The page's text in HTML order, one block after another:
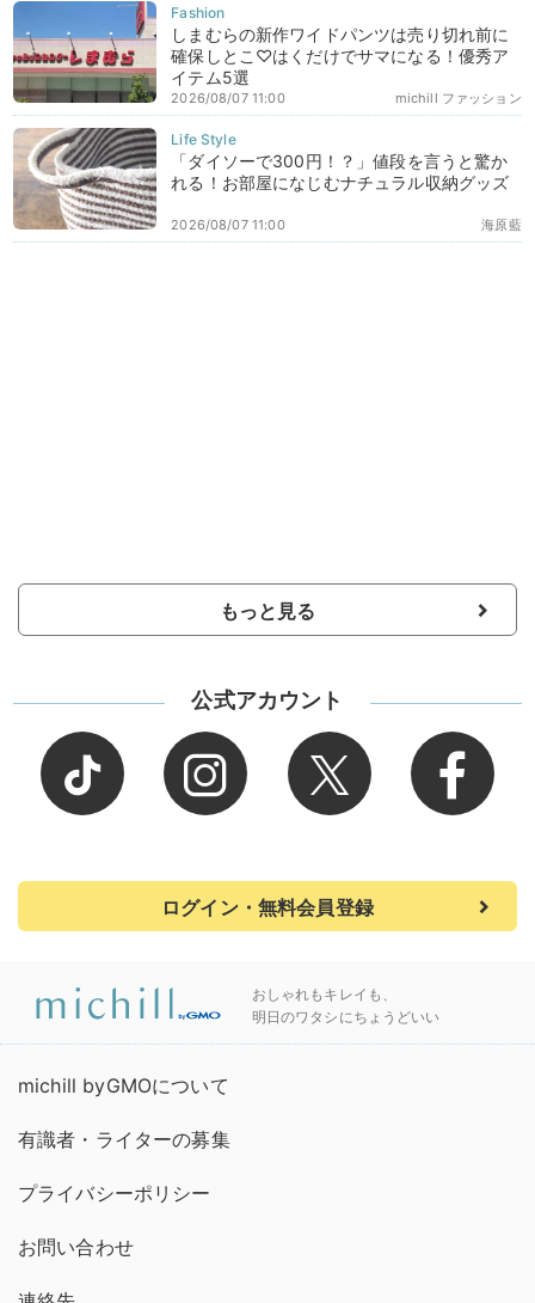
しまむらの新作ワイドパンツは売り切れ前に
確保しとこ♡はくだけでサマになる！優秀ア
イテム5選
michill ファッション
2026/08/07 11:00
「ダイソーで300円！？」値段を言うと驚か
れる！お部屋になじむナチュラル収納グッズ
海原藍
2026/08/07 11:00
もっと見る
公式アカウント
ログイン・無料会員登録
おしゃれもキレイも、
明日のワタシにちょうどいい
michill byGMOについて
有識者・ライターの募集
プライバシーポリシー
お問い合わせ